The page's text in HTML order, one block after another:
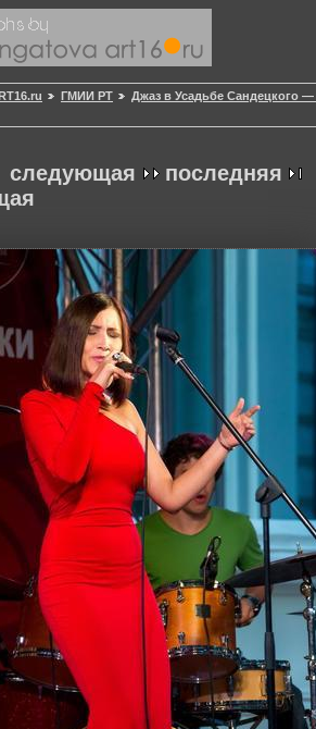
ГМИИ РТ
Джаз в Усадьбе Сандецкого —
следующая последняя